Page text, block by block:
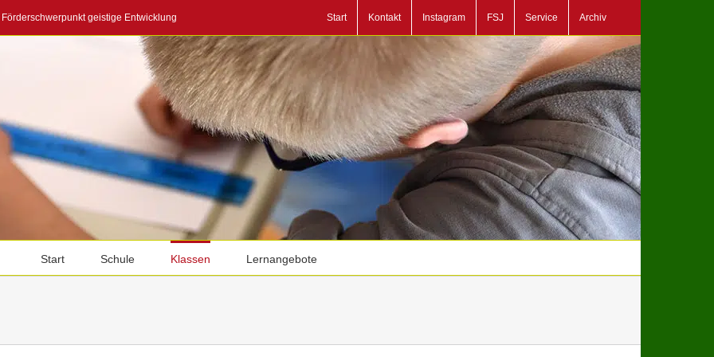
geistige Entwicklung Start Kontakt Instagram FSJ Service Archiv
Start Schule Klassen Lernangebote